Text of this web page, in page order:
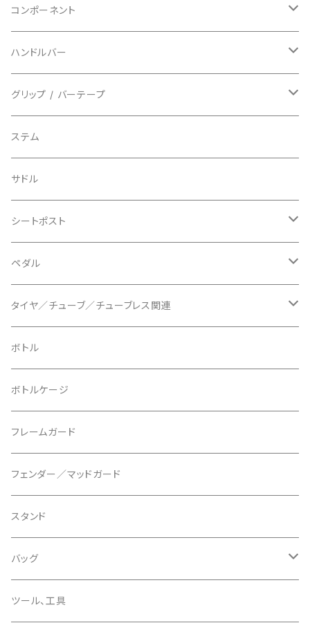
BELL/ベル
BIKEHAND/バイクハンド
BIO RACER/ビオレーサー
BIKEYOKE/バイクヨーク
BLACKBURN/ブラックバーン
BLB/ビーエルビー
BLUEGRASS/ブルーグラス
BONTRAGER/ボントレガー
BURGTEC/バーグテック
BUSCH＋MULLER/ブッシュ＆ミュラー
CAMELBAK/キャメルバッグ
CERAMIC SPEED/セラミックスピード
CHRIS KING/クリスキング
CHROMAG/クロマグ
CHROME/クローム
指切り
フルフィンガー
ソックス
シューズカバー
キャップ
その他
マウンテンバイク
フラットペダル用
ビンディングペダル用
インソール
ヘッドユニット
センサー
アクセサリー
コンポーネント
カセットスプロケット
シフターマウント
ステムスペーサー
ケーブル類
チェーンガイド／キャッチャー
チェーンリング
ディスクブレーキ
ブレーキローター
ブレーキパッド
ディレーラーハンガー
トップキャップ
ベル
ボトムブラケット
リアディレーラー
チェーン
ハンドルバー
ドロップハンドル
フラット/ライザーバー
グリップ / バーテープ
グリップ
バーテープ
グリップカラー / バーエンドキャップ
ステム
サドル
シートポスト
ドロッパーポスト
シートクランプ
ペダル
ビンディングペダル
フラットペダル
クリート
タイヤ／チューブ／チューブレス関連
700c
29" / 27.5"
〜26"
タイヤインサート
リムテープ
チューブレスバルブ/ バルブキャップ
シーラント
ボトル
ボトルケージ
フレームガード
フェンダー／マッドガード
スタンド
バッグ
サドルバッグ
ツール、工具